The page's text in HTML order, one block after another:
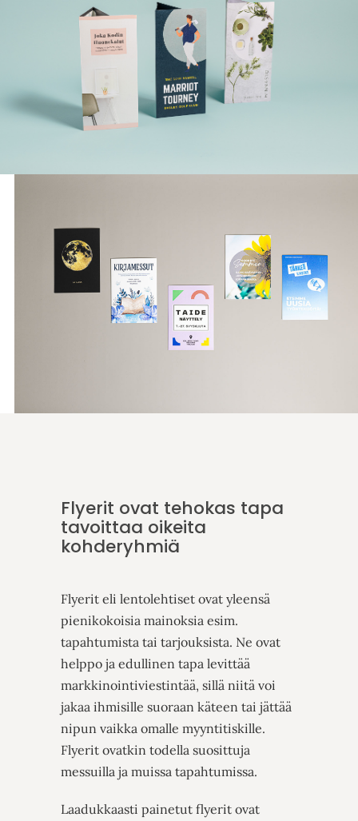
Flyerit ovat tehokas tapa
tavoittaa oikeita
kohderyhmiä
Flyerit eli lentolehtiset ovat yleensä
pienikokoisia mainoksia esim.
tapahtumista tai tarjouksista. Ne ovat
helppo ja edullinen tapa levittää
markkinointiviestintää, sillä niitä voi
jakaa ihmisille suoraan käteen tai jättää
nipun vaikka omalle myyntitiskille.
Flyerit ovatkin todella suosittuja
messuilla ja muissa tapahtumissa.
Laadukkaasti painetutflyerit ovat